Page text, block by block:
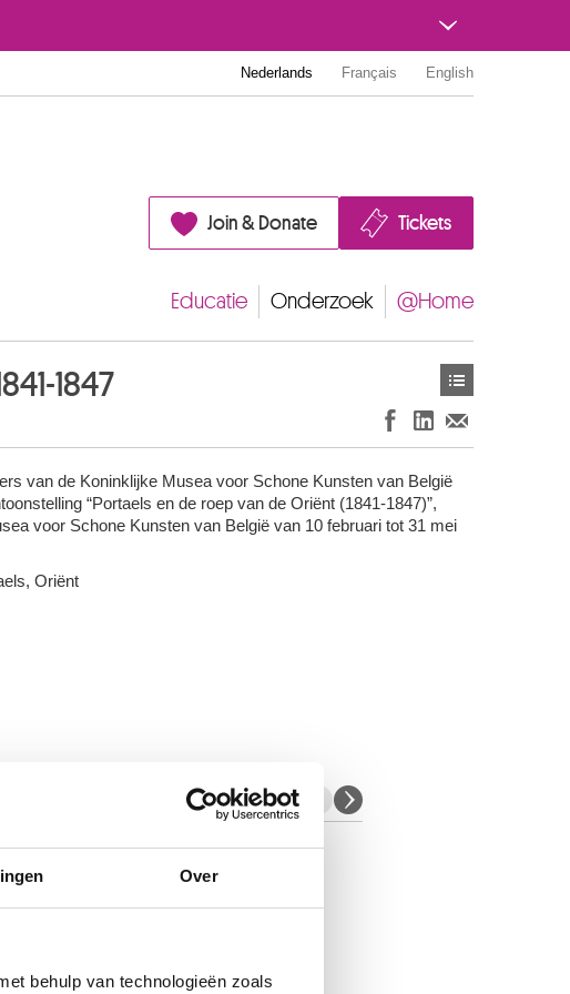
Over
behulp van technologieën zoals
Nederlands Français English
Join & Donate Tickets
Educatie Onderzoek @Home
1847
van de Koninklijke Musea voor Schone Kunsten van België
“Portaels en de roep van de Oriënt (1841-1847)”,
voor Schone Kunsten van België van 10 februari tot 31 mei
Oriënt